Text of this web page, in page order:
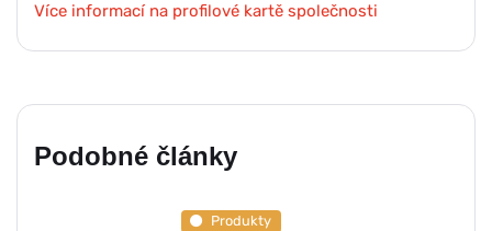
Více informací na profilové kartě společnosti
Podobné články
Produkty